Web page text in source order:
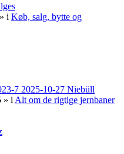
» i Køb, salg, bytte og
7 2025-10-27 Niebüll
» i Alt om de rigtige jernbaner